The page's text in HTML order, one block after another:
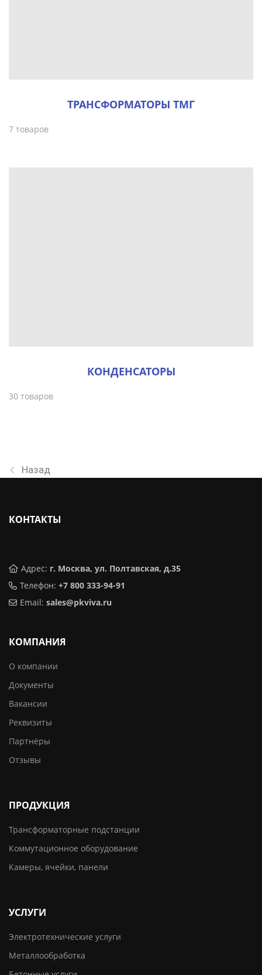
ТРАНСФОРМАТОРЫ ТМГ
7 товаров
КОНДЕНСАТОРЫ
30 товаров
Назад
КОНТАКТЫ
Адрес: г. Москва, ул. Полтавская, д.35
Телефон: +7 800 333-94-91
Email: sales@pkviva.ru
КОМПАНИЯ
О компании
Документы
Вакансии
Реквизиты
Партнёры
Отзывы
ПРОДУКЦИЯ
Трансформаторные подстанции
Коммутационное оборудование
Камеры, ячейки, панели
УСЛУГИ
Электротехнические услуги
Металлообработка